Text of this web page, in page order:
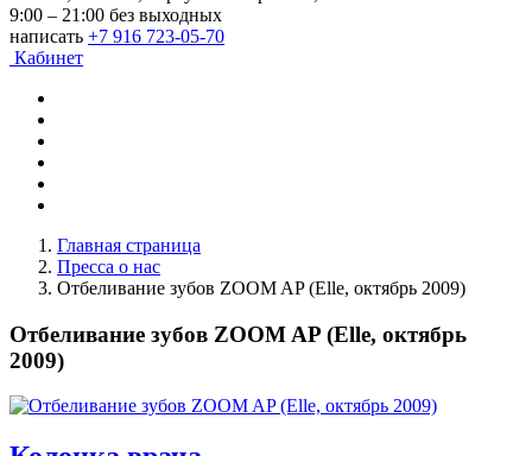
9:00 – 21:00 без выходных
написать +7 916 723-05-70
Кабинет
Главная страница
Пресса о нас
Отбеливание зубов ZOOM AP (Elle, октябрь 2009)
Отбеливание зубов ZOOM AP (Elle, октябрь
2009)